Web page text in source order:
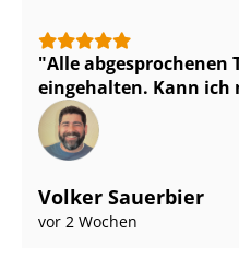
Alle abgesprochenen
eingehalten. Kann
Volker Sauerbier
vor 2 Wochen